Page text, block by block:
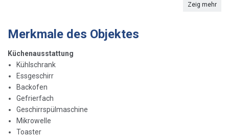
Zeig mehr
Merkmale des Objektes
Küchenausstattung
Kühlschrank
Essgeschirr
Backofen
Gefrierfach
Geschirrspülmaschine
Mikrowelle
Toaster